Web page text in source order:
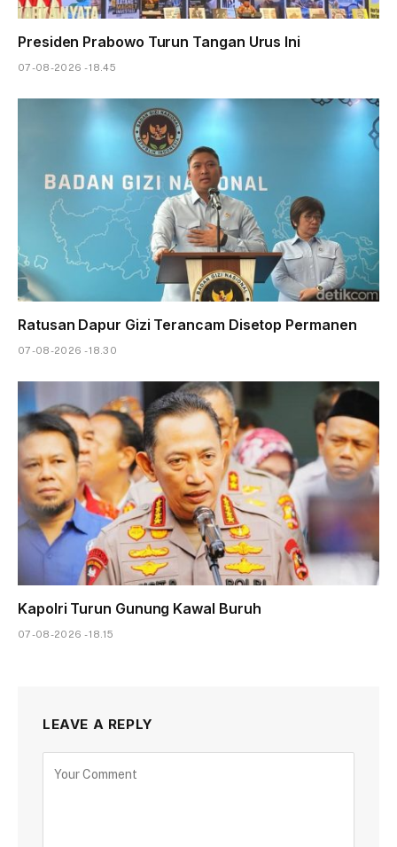
Presiden Prabowo Turun Tangan Urus Ini
07-08-2026 - 18.45
Ratusan Dapur Gizi Terancam Disetop Permanen
07-08-2026 - 18.30
Kapolri Turun Gunung Kawal Buruh
07-08-2026 - 18.15
LEAVE A REPLY